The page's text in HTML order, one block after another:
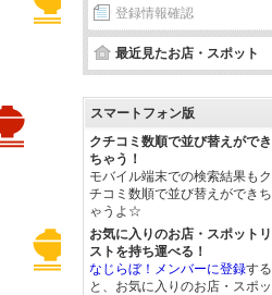
登録情報確認
最近見たお店・スポット
スマートフォン版
クチコミ数順で並び替えができ
ちゃう！
モバイル端末での検索結果もク
チコミ数順で並び替えができち
ゃうよ☆
お気に入りのお店・スポットリ
ストを持ち運べる！
なじらぼ！メンバーに登録する
と、お気に入りのお店・スポッ